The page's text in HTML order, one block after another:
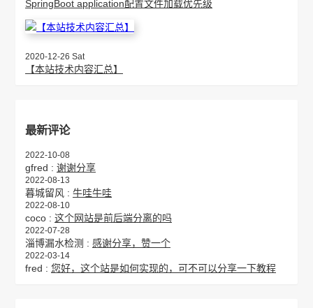
SpringBoot application配置文件加载优先级
2020-12-26 Sat
【本站技术内容汇总】
最新评论
2022-10-08
gfred : 谢谢分享
2022-08-13
暮城留风 : 牛哇牛哇
2022-08-10
coco : 这个网站是前后端分离的吗
2022-07-28
淄博漏水检测 : 感谢分享，赞一个
2022-03-14
fred : 您好，这个站是如何实现的，可不可以分享一下教程